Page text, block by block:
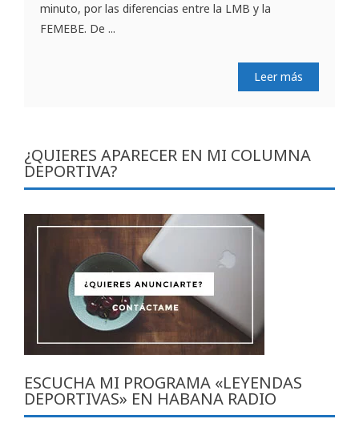
minuto, por las diferencias entre la LMB y la
FEMEBE. De ...
Leer más
¿QUIERES APARECER EN MI COLUMNA
DEPORTIVA?
ESCUCHA MI PROGRAMA «LEYENDAS
DEPORTIVAS» EN HABANA RADIO